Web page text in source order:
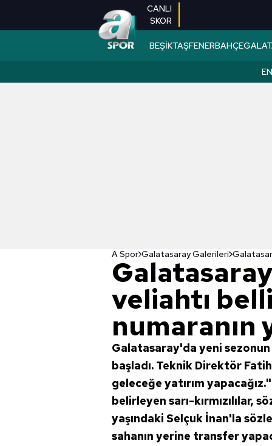
CANLI
SKOR
BEŞİKTAŞFENERBAHÇE
A Spor Galatasaray Galerileri
veliahtı
numaranın
Galatasaray'da yeni
başladı. Teknik Direktör
geleceğe yatırım
belirleyen sarı-kırmızılılar,
yaşındaki Selçuk İnan'la
sahanın yerine transfer